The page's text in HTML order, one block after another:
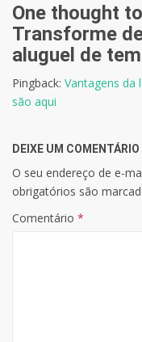
One thought
Transforme
aluguel de
Pingback: Vantagens da
são aqui
DEIXE UM COMENTÁRIO
O seu endereço de e-
obrigatórios são
Comentário *